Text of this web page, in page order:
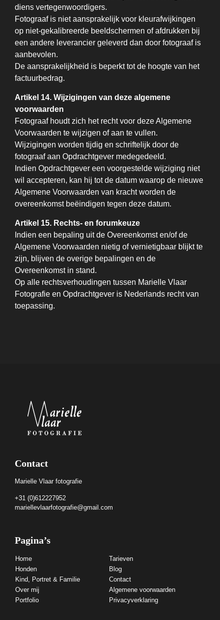
diens vertegenwoordigers.
Fotograaf is niet aansprakelijk voor kleurafwijkingen
op niet-gekalibreerde beeldschermen of afdrukken bij
een andere leverancier geleverd dan door fotograaf is
aanbevolen.
De aansprakelijkheid is beperkt tot de hoogte van het
factuurbedrag.
Artikel 14. Wijzigingen van deze algemene
voorwaarden
Fotograaf houdt zich het recht voor deze Algemene
Voorwaarden te wijzigen of aan te vullen.
Wijzigingen worden tijdig en schriftelijk door de
fotograaf aan Opdrachtgever medegedeeld.
Indien Opdrachtgever een voorgestelde wijziging niet
wil accepteren, kan hij tot de datum waarop de nieuwe
Algemene Voorwaarden van kracht worden de
overeenkomst beëindigen tegen deze datum.
Artikel 15. Rechts- en forumkeuze
Indien een bepaling uit de Overeenkomst en/of de
Algemene Voorwaarden nietig of vernietigbaar blijkt te
zijn, blijven de overige bepalingen en de
Overeenkomst in stand.
Op alle rechtsverhoudingen tussen Marielle Vlaar
Fotografie en Opdrachtgever is Nederlands recht van
toepassing.
Contact
Marielle Vlaar fotografie
+31 (0)612227952
mariellevlaarfotografie@gmail.com
Pagina’s
Home
Tarieven
Honden
Blog
Kind, Portret & Familie
Contact
Over mij
Algemene voorwaarden
Portfolio
Privacyverklaring